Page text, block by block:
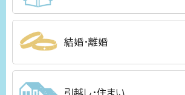
結婚・離婚
引越し・住まい